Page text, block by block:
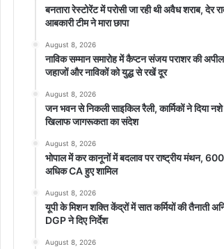
बनतारा रेस्टोरेंट में परोसी जा रही थी अवैध शराब, देर
आबकारी टीम ने मारा छापा
August 8, 2026
नाविक सम्मान समारोह में कैप्टन संजय पराशर की
जहाजों और नाविकों को युद्ध से रखें दूर
August 8, 2026
जन भवन से निकली साइकिल रैली, कार्मिकों ने दिया
खिलाफ जागरूकता का संदेश
August 8, 2026
भोपाल में कर कानूनों में बदलाव पर राष्ट्रीय मंथन,
अधिक CA हुए शामिल
August 8, 2026
यूपी के मिशन शक्ति केंद्रों में सात कर्मियों की तैनाती
DGP ने दिए निर्देश
August 8, 2026